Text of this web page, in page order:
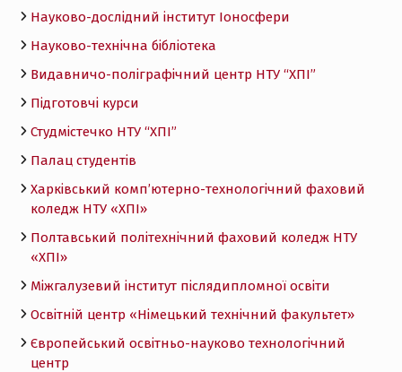
Науково-дослідний інститут Іоносфери
Науково-технічна бібліотека
Видавничо-поліграфічний центр НТУ “ХПІ”
Підготовчі курси
Студмістечко НТУ “ХПІ”
Палац студентів
Харківський комп’ютерно-технологічний фаховий
коледж НТУ «ХПI»
Полтавський політехнічний фаховий коледж НТУ
«ХПI»
Міжгалузевий інститут післядипломної освіти
Освітній центр «Німецький технічний факультет»
Європейський освітньо-науково технологічний
центр